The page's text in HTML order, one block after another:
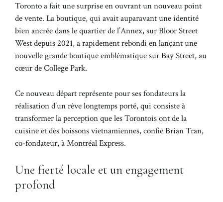
Toronto a fait une surprise en ouvrant un nouveau point
de vente. La boutique, qui avait auparavant une identité
bien ancrée dans le quartier de l’Annex, sur Bloor Street
West depuis 2021, a rapidement rebondi en lançant une
nouvelle grande boutique emblématique sur Bay Street, au
cœur de College Park.
Ce nouveau départ représente pour ses fondateurs la
réalisation d’un rêve longtemps porté, qui consiste à
transformer la perception que les Torontois ont de la
cuisine et des boissons vietnamiennes, confie Brian Tran,
co-fondateur, à Montréal Express.
Une fierté locale et un engagement
profond